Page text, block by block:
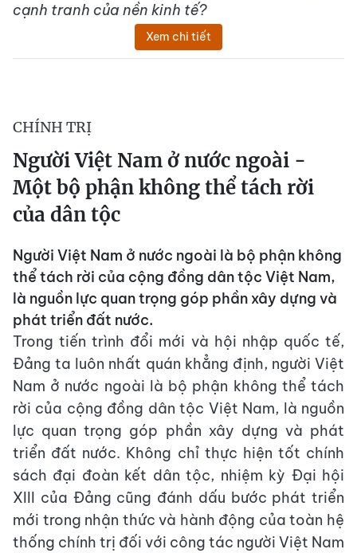
cạnh tranh của nền kinh tế?
Xem chi tiết
CHÍNH TRỊ
Người Việt Nam ở nước ngoài -
Một bộ phận không thể tách rời
của dân tộc
Người Việt Nam ở nước ngoài là bộ phận không
thể tách rời của cộng đồng dân tộc Việt Nam,
là nguồn lực quan trọng góp phần xây dựng và
phát triển đất nước.
Trong tiến trình đổi mới và hội nhập quốc tế,
Đảng ta luôn nhất quán khẳng định, người Việt
Nam ở nước ngoài là bộ phận không thể tách
rời của cộng đồng dân tộc Việt Nam, là nguồn
lực quan trọng góp phần xây dựng và phát
triển đất nước. Không chỉ thực hiện tốt chính
sách đại đoàn kết dân tộc, nhiệm kỳ Đại hội
XIII của Đảng cũng đánh dấu bước phát triển
mới trong nhận thức và hành động của toàn hệ
thống chính trị đối với công tác người Việt Nam